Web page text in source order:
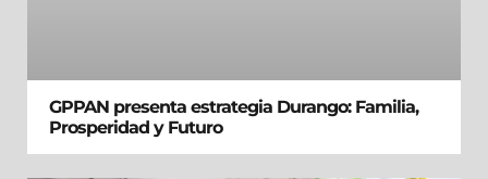
GPPAN presenta estrategia Durango: Familia,
Prosperidad y Futuro